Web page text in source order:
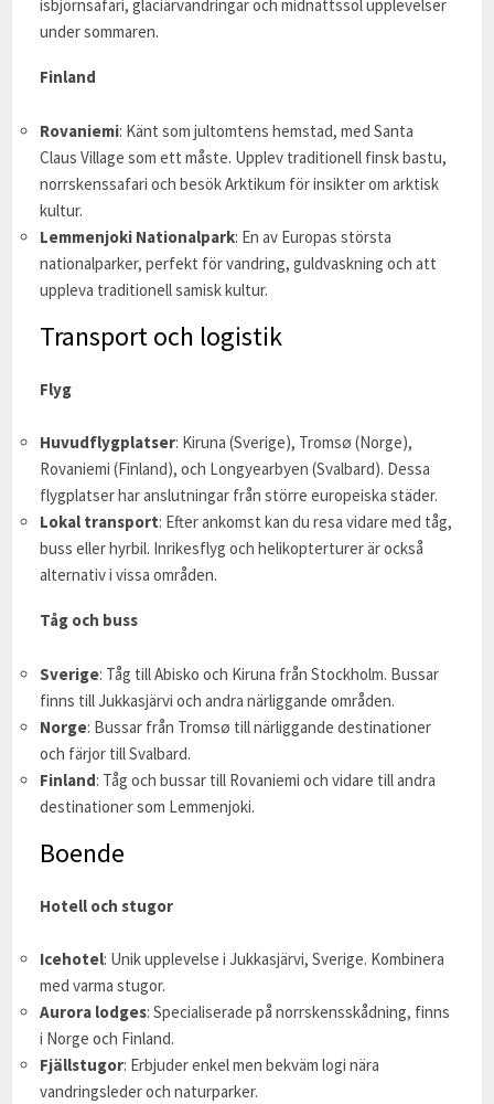
isbjörnsafari, glaciärvandringar och midnattssol upplevelser
under sommaren.
Finland
Rovaniemi: Känt som jultomtens hemstad, med Santa
Claus Village som ett måste. Upplev traditionell finsk bastu,
norrskenssafari och besök Arktikum för insikter om arktisk
kultur.
Lemmenjoki Nationalpark: En av Europas största
nationalparker, perfekt för vandring, guldvaskning och att
uppleva traditionell samisk kultur.
Transport och logistik
Flyg
Huvudflygplatser: Kiruna (Sverige), Tromsø (Norge),
Rovaniemi (Finland), och Longyearbyen (Svalbard). Dessa
flygplatser har anslutningar från större europeiska städer.
Lokal transport: Efter ankomst kan du resa vidare med tåg,
buss eller hyrbil. Inrikesflyg och helikopterturer är också
alternativ i vissa områden.
Tåg och buss
Sverige: Tåg till Abisko och Kiruna från Stockholm. Bussar
finns till Jukkasjärvi och andra närliggande områden.
Norge: Bussar från Tromsø till närliggande destinationer
och färjor till Svalbard.
Finland: Tåg och bussar till Rovaniemi och vidare till andra
destinationer som Lemmenjoki.
Boende
Hotell och stugor
Icehotel: Unik upplevelse i Jukkasjärvi, Sverige. Kombinera
med varma stugor.
Aurora lodges: Specialiserade på norrskensskådning, finns
i Norge och Finland.
Fjällstugor: Erbjuder enkel men bekväm logi nära
vandringsleder och naturparker.